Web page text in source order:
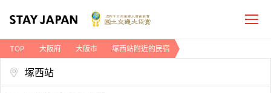
TOP 大阪府 大阪市 塚西站附近的民宿